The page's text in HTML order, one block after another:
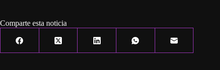
Comparte esta noticia